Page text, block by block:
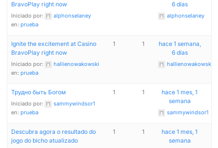
BravoPlay right now
Iniciado por:
alphonselaney
en: prueba
6 días
alphonselaney
Ignite the excitement at Casino
BravoPlay right now
Iniciado por:
hallienowakowski
en: prueba
1 1
hace 1 semana,
6 días
hallienowakowski
Трудно быть Богом
Iniciado por:
sammywindsor1
en: prueba
1 1
hace 1 mes, 1
semana
sammywindsor1
Descubra agora o resultado do
jogo do bicho atualizado
1 1
hace 1 mes, 1
semana